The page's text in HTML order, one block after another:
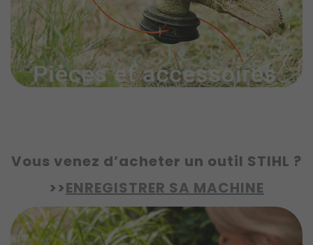
Vous venez d’acheter un outil STIHL ?
>>ENREGISTRER SA MACHINE